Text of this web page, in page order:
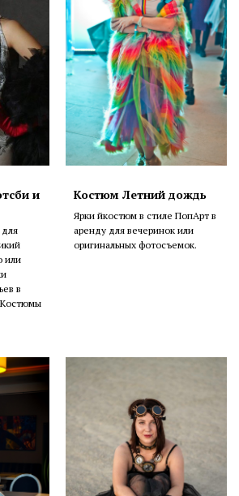
и
или
в
Костюмы
Костюм Летний дождь
Ярки йкостюм в стиле ПопАрт в
аренду для вечеринок или
оригинальных фотосъемок.